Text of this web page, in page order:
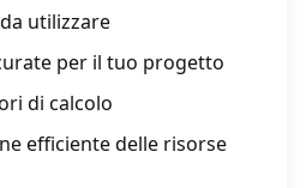
utilizzare
per il tuo progetto
di calcolo
efficiente delle risorse